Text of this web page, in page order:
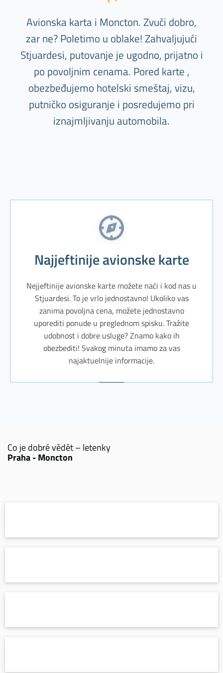
Avionska karta i Moncton. Zvuči dobro,
zar ne? Poletimo u oblake! Zahvaljujući
Stjuardesi, putovanje je ugodno, prijatno i
po povoljnim cenama. Pored karte ,
obezbeđujemo hotelski smeštaj, vizu,
putničko osiguranje i posredujemo pri
iznajmljivanju automobila.
Najjeftinije avionske karte
Nejjeftinije avionske karte možete naći i kod nas u
Stjuardesi. To je vrlo jednostavno! Ukoliko vas
zanima povoljna cena, možete jednostavno
uporediti ponude u preglednom spisku. Tražite
udobnost i dobre usluge? Znamo kako ih
obezbediti! Svakog minuta imamo za vas
najaktuelnije informacije.
Co je dobré vědět – letenky
Praha - Moncton